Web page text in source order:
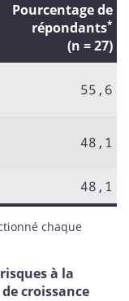
Pourcentage de
répondants*
(n = 27)
55,6
48,1
48,1
chaque
à la
croissance